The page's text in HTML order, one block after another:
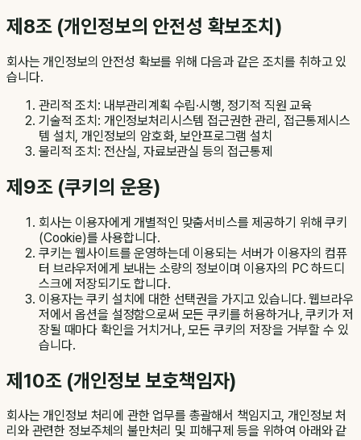
제8조 (개인정보의 안전성 확보조치)
회사는 개인정보의 안전성 확보를 위해 다음과 같은 조치를 취하고 있
습니다.
관리적 조치: 내부관리계획 수립·시행, 정기적 직원 교육
기술적 조치: 개인정보처리시스템 접근권한 관리, 접근통제시스
템 설치, 개인정보의 암호화, 보안프로그램 설치
물리적 조치: 전산실, 자료보관실 등의 접근통제
제9조 (쿠키의 운용)
회사는 이용자에게 개별적인 맞춤서비스를 제공하기 위해 쿠키
(Cookie)를 사용합니다.
쿠키는 웹사이트를 운영하는데 이용되는 서버가 이용자의 컴퓨
터 브라우저에게 보내는 소량의 정보이며 이용자의 PC 하드디
스크에 저장되기도 합니다.
이용자는 쿠키 설치에 대한 선택권을 가지고 있습니다. 웹브라우
저에서 옵션을 설정함으로써 모든 쿠키를 허용하거나, 쿠키가 저
장될 때마다 확인을 거치거나, 모든 쿠키의 저장을 거부할 수 있
습니다.
제10조 (개인정보 보호책임자)
회사는 개인정보 처리에 관한 업무를 총괄해서 책임지고, 개인정보 처
리와 관련한 정보주체의 불만처리 및 피해구제 등을 위하여 아래와 같